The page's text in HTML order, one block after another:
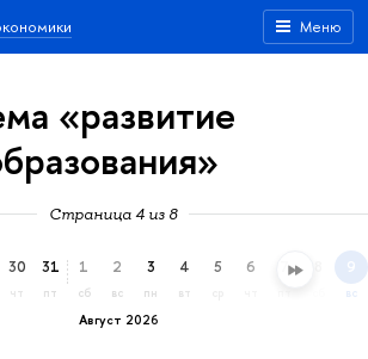
Меню
«развитие
Страница 4 из 8
30
чт
31
пт
Август 2026
1
сб
2
вс
3
пн
4
вт
5 6 7 9
вс